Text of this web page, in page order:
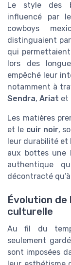
Le style des
influencé par
cowboys
distinguaient
qui
lors des
empêché leur
notamment à
Sendra, Ariat et
Les matières
et le cuir noir,
leur durabilité
aux bottes une
authentique
décontracté
Évolution
culturelle
Au fil du
seulement
sont imposées